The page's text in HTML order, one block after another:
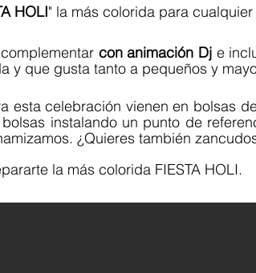
HOLI" la más colorida para
con animación Dje
y que gusta tanto a pequeños y
esta celebración vienen en bolsas
instalando un punto de
¿Quieres también
la más colorida FIESTA HOLI.